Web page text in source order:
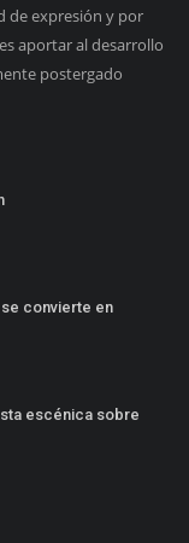
de expresión y por
aportar al desarrollo
postergado
convierte en
escénica sobre